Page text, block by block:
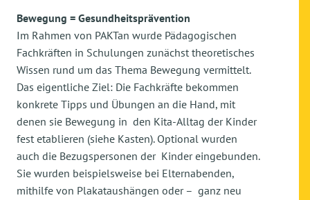
Bewegung = Gesundheitsprävention
Im Rahmen von PAKTan wurde Pädagogischen
Fachkräften in Schulungen zunächst theoretisches
Wissen rund um das Thema Bewegung vermittelt.
Das eigentliche Ziel: Die Fachkräfte bekommen
konkrete Tipps und Übungen an die Hand, mit
denen sie Bewegung in den Kita-Alltag der Kinder
fest etablieren (siehe Kasten). Optional wurden
auch die Bezugspersonen der Kinder eingebunden.
Sie wurden beispielsweise bei Elternabenden,
mithilfe von Plakataushängen oder – ganz neu